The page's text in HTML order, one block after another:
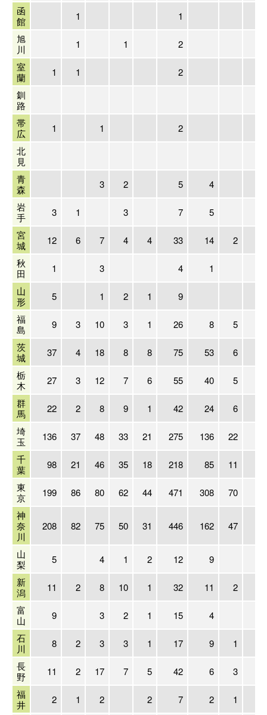
函
館
1
1
旭
川
1 1 2
室
蘭
1 1 2
釧
路
帯
広
1 1
2
北
見
青
森
3 2 5 4
岩
手
3 1 3 7 5
宮
城
12 6 7 4 4 33 14 2
秋
田
1 3 4 1
山
形
5 1 2 1 9
福
島
9 3 10 3 1 26 8 5
茨
城
37 4 18 8 8 75 53 6
栃
木
27 3 12 7 6 55 40 5
群
馬
22 2 8 9 1 42 24 6
埼
玉
136 37 48 33 21 275 136 22
千
葉
98 21 46 35 18 218 85 11
東
京
199 86 80 62 44 471 308 70
神
奈
川
208 82 75 50 31 446 162 47
山
梨
5 4 1 2 12 9
新
潟
11 2 8 10 1 32 11 2
富
山
9 3 2 1 15 4
石
川
8 2 3 3 1 17 9 1
長
野
11 2 17 7 5 42 6 3
福
井
2 1 2 2 7 2 1